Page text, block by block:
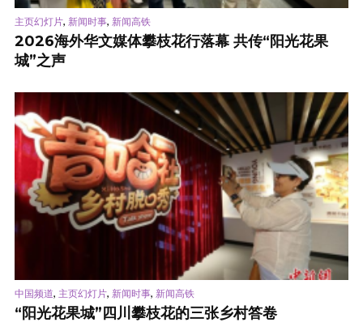
主页幻灯片, 新闻时事, 新闻高铁
2026海外华文媒体攀枝花行落幕 共传“阳光花果
城”之声
中国频道, 主页幻灯片, 新闻时事, 新闻高铁
“阳光花果城”四川攀枝花的三张乡村答卷